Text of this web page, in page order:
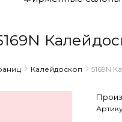
Калейдоскоп 5169N